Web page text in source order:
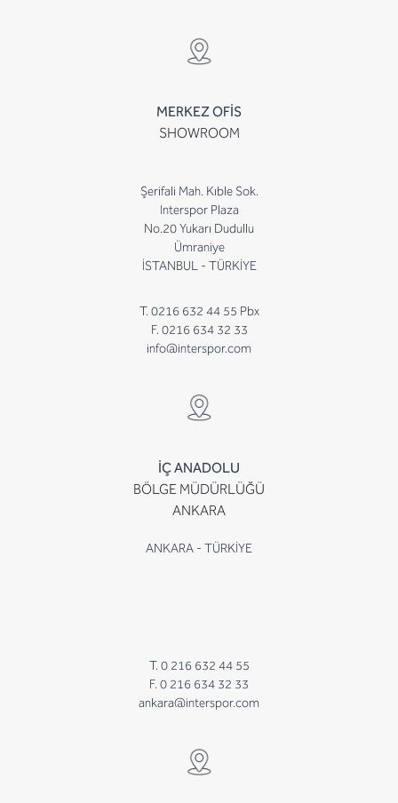
MERKEZ OFİS
SHOWROOM
Şerifali Mah. Kıble Sok.
Interspor Plaza
No.20 Yukarı Dudullu
Ümraniye
İSTANBUL - TÜRKİYE
T. 0216 632 44 55 Pbx
F. 0216 634 32 33
info@interspor.com
İÇ ANADOLU
BÖLGE MÜDÜRLÜĞÜ
ANKARA
ANKARA - TÜRKİYE
T. 0 216 632 44 55
F. 0 216 634 32 33
ankara@interspor.com